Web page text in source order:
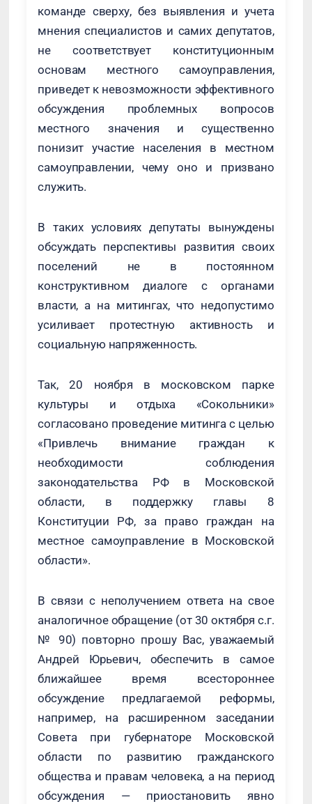
команде сверху, без выявления и учета
мнения специалистов и самих депутатов,
не соответствует конституционным
основам местного самоуправления,
приведет к невозможности эффективного
обсуждения проблемных вопросов
местного значения и существенно
понизит участие населения в местном
самоуправлении, чему оно и призвано
служить.
В таких условиях депутаты вынуждены
обсуждать перспективы развития своих
поселений не в постоянном
конструктивном диалоге с органами
власти, а на митингах, что недопустимо
усиливает протестную активность и
социальную напряженность.
Так, 20 ноября в московском парке
культуры и отдыха «Сокольники»
согласовано проведение митинга с целью
«Привлечь внимание граждан к
необходимости соблюдения
законодательства РФ в Московской
области, в поддержку главы 8
Конституции РФ, за право граждан на
местное самоуправление в Московской
области».
В связи с неполучением ответа на свое
аналогичное обращение (от 30 октября с.г.
№ 90) повторно прошу Вас, уважаемый
Андрей Юрьевич, обеспечить в самое
ближайшее время всестороннее
обсуждение предлагаемой реформы,
например, на расширенном заседании
Совета при губернаторе Московской
области по развитию гражданского
общества и правам человека, а на период
обсуждения — приостановить явно